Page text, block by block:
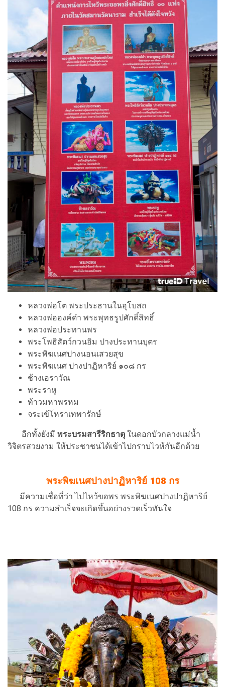
หลวงพ่อโต พระประธานในอุโบสถ
หลวงพ่อองค์ดำ พระพุทธรูปศักดิ์สิทธิ์
หลวงพ่อประทานพร
พระโพธิสัตว์กวนอิม ปางประทานบุตร
พระพิฆเนศปางนอนเสวยสุข
พระพิฆเนศ ปางปาฏิหาริย์ ๑๐๘ กร
ช้างเอราวัณ
พระราหู
ท้าวมหาพรหม
จระเข้โหราเทพารักษ์
อีกทั้งยังมี พระบรมสารีริกธาตุ ในดอกบัวกลางแม่น้ำ
วิจิตรสวยงาม ให้ประชาชนได้เข้าไปกราบไวห้กันอีกด้วย
พระพิฆเนศปางปาฏิหาริย์ 108 กร
มีความเชื่อที่ว่า ไปไหว้ขอพร พระพิฆเนศปางปาฏิหาริย์
108 กร ความสำเร็จจะเกิดขึ้นอย่างรวดเร็วทันใจ